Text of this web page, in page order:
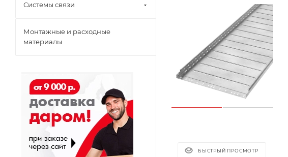
БЫСТРЫЙ ПРОСМОТР
Системы связи
Монтажные и расходные
материалы